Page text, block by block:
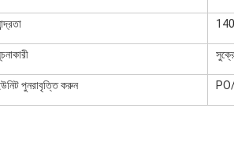
পুনরাবৃত্তি করুন